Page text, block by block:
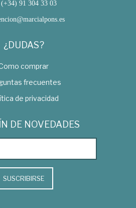
(+34) 91 304 33 03
¿DUDAS?
comprar
frecuentes
de privacidad
DE NOVEDADES
SUSCRIBIRSE